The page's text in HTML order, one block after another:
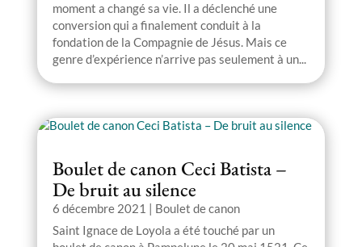
moment a changé sa vie. Il a déclenché une
conversion qui a finalement conduit à la
fondation de la Compagnie de Jésus. Mais ce
genre d’expérience n’arrive pas seulement à un...
Boulet de canon Ceci Batista –
De bruit au silence
6 décembre 2021
Boulet de canon
Saint Ignace de Loyola a été touché par un